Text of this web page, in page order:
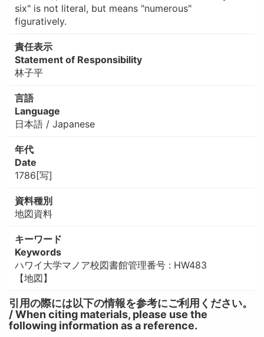
six" is not literal, but means "numerous"
figuratively.
責任表示
Statement of Responsibility
林子平
言語
Language
日本語 / Japanese
年代
Date
1786[写]
資料種別
地図資料
キーワード
Keywords
ハワイ大学マノア校図書館管理番号 : HW483
【地図】
引用の際には以下の情報を参考にご利用ください。
/ When citing materials, please use the
following information as a reference.